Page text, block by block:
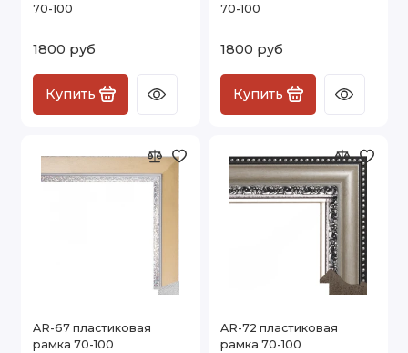
70-100
1800 руб
Купить
70-100
1800 руб
Купить
AR-67 пластиковая
рамка 70-100
AR-72 пластиковая
рамка 70-100